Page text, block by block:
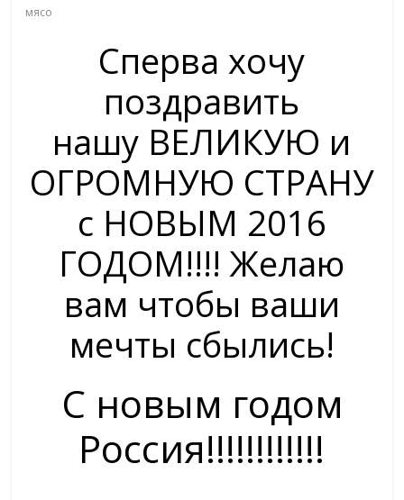
мясо
Сперва хочу
поздравить
нашу ВЕЛИКУЮ и
ОГРОМНУЮ СТРАНУ
с НОВЫМ 2016
ГОДОМ!!!! Желаю
вам чтобы ваши
мечты сбылись!
С новым годом
Россия!!!!!!!!!!!!